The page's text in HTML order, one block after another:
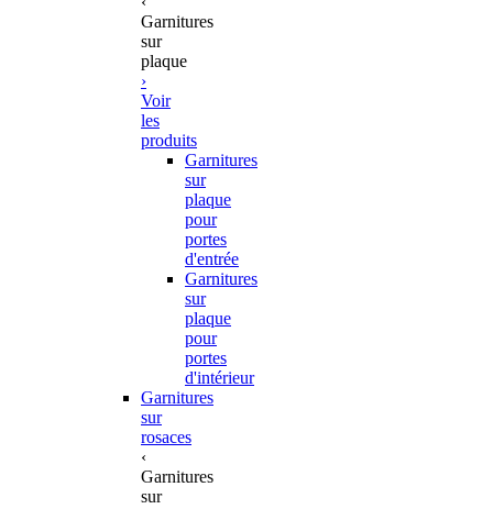
Garnitures
sur
plaque
›
Voir
les
produits
Garnitures
sur
plaque
pour
portes
d'entrée
Garnitures
sur
plaque
pour
portes
d'intérieur
Garnitures
sur
rosaces
‹
Garnitures
sur